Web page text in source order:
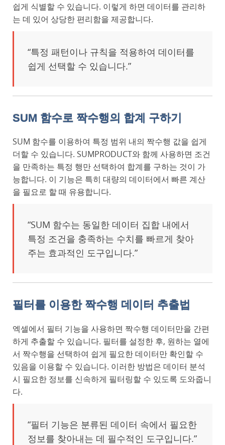
쉽게 식별할 수 있습니다. 이렇게 하면 데이터를 관리하
는 데 있어 상당한 편리함을 제공합니다.
“특정 패턴이나 규칙을 적용하여 데이터를
쉽게 선택할 수 있습니다.”
SUM 함수로 짝수행의 합계 구하기
SUM 함수를 이용하여 특정 범위 내의 짝수행 값을 쉽게
더할 수 있습니다. SUMPRODUCT와 함께 사용하면 조건
을 만족하는 특정 행만 선택하여 합계를 구하는 것이 가
능합니다. 이 기능은 특히 대량의 데이터에서 빠른 계산
을 필요로 할 때 유용합니다.
“SUM 함수는 동일한 데이터 집합 내에서
특정 조건을 충족하는 수치를 빠르게 찾아
주는 효과적인 도구입니다.”
필터를 이용한 짝수행 데이터 추출법
엑셀에서 필터 기능을 사용하면 짝수행 데이터만을 간편
하게 추출할 수 있습니다. 필터를 설정한 후, 원하는 열에
서 짝수행을 선택하여 쉽게 필요한 데이터만 확인할 수
있음을 이용할 수 있습니다. 이러한 방법은 데이터 분석
시 필요한 정보를 신속하게 필터링할 수 있도록 도와줍니
다.
“필터 기능은 분류된 데이터 속에서 필요한
정보를 찾아내는 데 필수적인 도구입니다.”